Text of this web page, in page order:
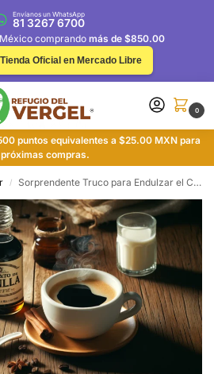
Envíanos un WhatsApp
81 3267 6700
comprando más de $850.00
Tienda Oficial en Mercado Libre
0
puntos equivalentes a $25.00 MXN para
compras.
/ Sorprendente Truco para Endulzar el Café Sin Azúcar